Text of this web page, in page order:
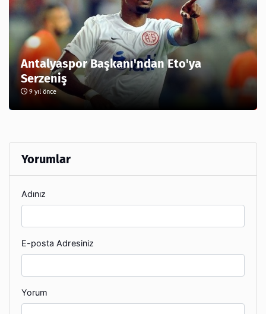
Antalyaspor Başkanı'ndan Eto'ya
Serzeniş
9 yıl önce
Yorumlar
Adınız
E-posta Adresiniz
Yorum